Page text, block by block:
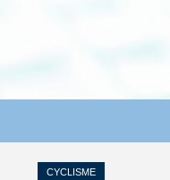
CYCLISME